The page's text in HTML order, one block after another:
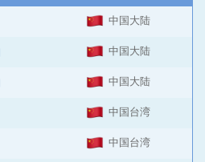
中国大陆
中国大陆
中国大陆
中国台湾
中国台湾